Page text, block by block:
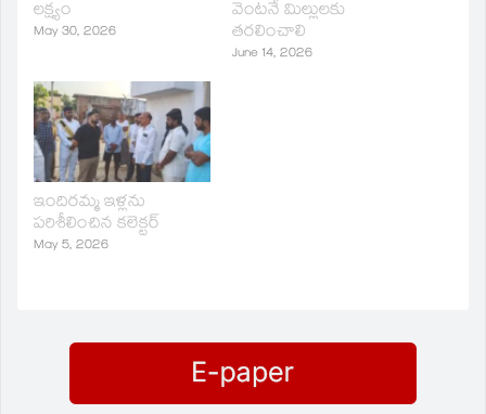
లక్ష్యం
May 30, 2026
వెంటనే మిల్లులకు
తరలించాలి
June 14, 2026
ఇందిరమ్మ ఇళ్లను
పరిశీలించిన కలెక్టర్
May 5, 2026